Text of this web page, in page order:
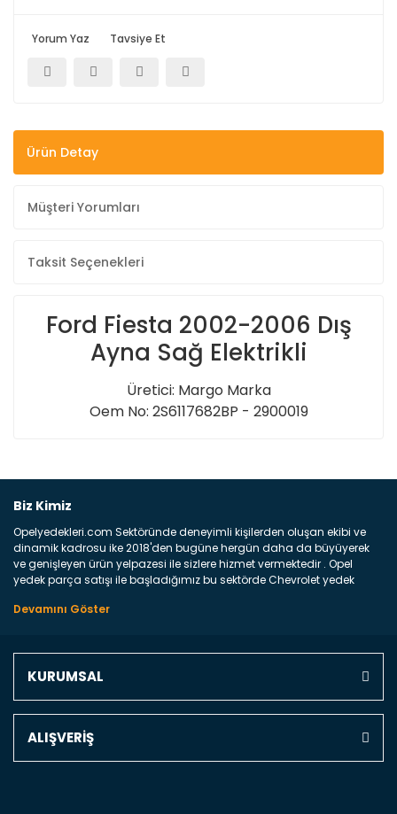
Yorum Yaz Tavsiye Et
Ürün Detay
Müşteri Yorumları
Taksit Seçenekleri
Ford Fiesta 2002-2006 Dış
Ayna Sağ Elektrikli
Üretici: Margo Marka
Oem No: 2S6117682BP - 2900019
Yorum Yaz
Biz Kimiz
Opelyedekleri.com Sektöründe deneyimli kişilerden oluşan ekibi ve
dinamik kadrosu ike 2018'den bugüne hergün daha da büyüyerek
ve genişleyen ürün yelpazesi ile sizlere hizmet vermektedir . Opel
yedek parça satışı ile başladığımız bu sektörde Chevrolet yedek
marka araçların ve FCA Grubun Fiat ve Alfa Romeo yedek parça
Türkiyenin 4 bir yanına ve uluslarası dünyanın dört bir yanına
parça gelebilir ancak bunları biraz toparlarsak aşağıda belirttiğimiz
KURUMSAL
ALIŞVERİŞ